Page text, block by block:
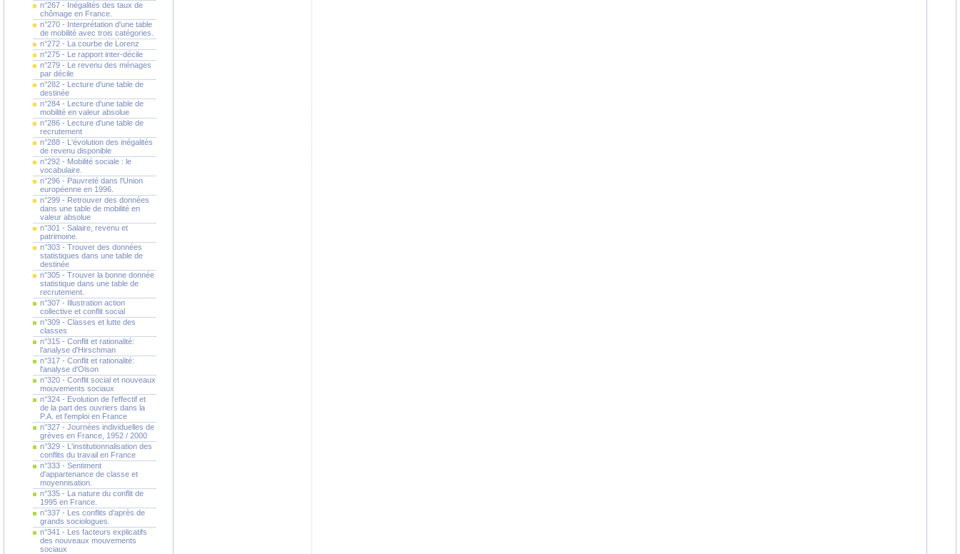
n°267 - Inégalités des taux de
chômage en France.
n°270 - Interprétation d'une table
de mobilité avec trois catégories.
n°272 - La courbe de Lorenz
n°275 - Le rapport inter-décile
n°279 - Le revenu des ménages
par décile
n°282 - Lecture d'une table de
destinée
n°284 - Lecture d'une table de
mobilité en valeur absolue
n°286 - Lecture d'une table de
recrutement
n°288 - L'évolution des inégalités
de revenu disponible
n°292 - Mobilité sociale : le
vocabulaire.
n°296 - Pauvreté dans l'Union
européenne en 1996.
n°299 - Retrouver des données
dans une table de mobilité en
valeur absolue
n°301 - Salaire, revenu et
patrimoine.
n°303 - Trouver des données
statistiques dans une table de
destinée
n°305 - Trouver la bonne donnée
statistique dans une table de
recrutement.
n°307 - Illustration action
collective et conflit social
n°309 - Classes et lutte des
classes
n°315 - Conflit et rationalité:
l'analyse d'Hirschman
n°317 - Conflit et rationalité:
l'analyse d'Olson
n°320 - Conflit social et nouveaux
mouvements sociaux
n°324 - Evolution de l'effectif et
de la part des ouvriers dans la
P.A. et l'emploi en France
n°327 - Journées individuelles de
grèves en France, 1952 / 2000
n°329 - L'institutionnalisation des
conflits du travail en France
n°333 - Sentiment
d'appartenance de classe et
moyennisation.
n°335 - La nature du conflit de
1995 en France.
n°337 - Les conflits d'après de
grands sociologues.
n°341 - Les facteurs explicatifs
des nouveaux mouvements
sociaux